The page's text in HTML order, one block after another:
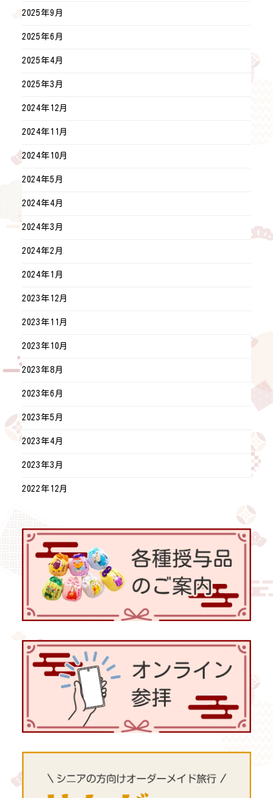
2025年9月
2025年6月
2025年4月
2025年3月
2024年12月
2024年11月
2024年10月
2024年5月
2024年4月
2024年3月
2024年2月
2024年1月
2023年12月
2023年11月
2023年10月
2023年8月
2023年6月
2023年5月
2023年4月
2023年3月
2022年12月